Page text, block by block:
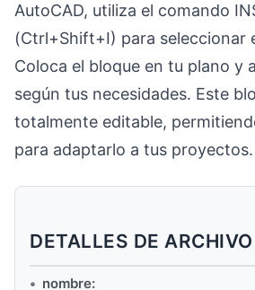
AutoCAD, utiliza el comando
(Ctrl+Shift+I) para seleccionar
Coloca el bloque en tu plano y
según tus necesidades. Este
totalmente editable,
para adaptarlo a tus proyectos.
DETALLES DE
nombre: